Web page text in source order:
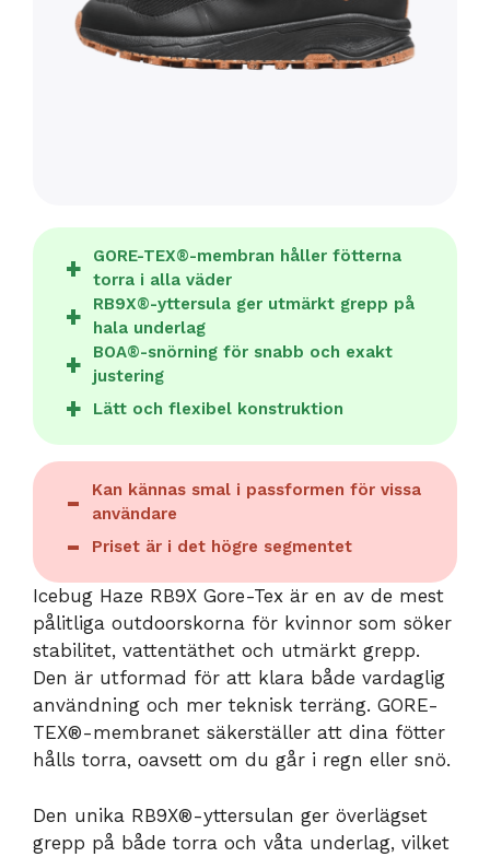
GORE-TEX®-membran håller fötterna
torra i alla väder
RB9X®-yttersula ger utmärkt grepp på
hala underlag
BOA®-snörning för snabb och exakt
justering
Lätt och flexibel konstruktion
Kan kännas smal i passformen för vissa
användare
Priset är i det högre segmentet
Icebug Haze RB9X Gore-Tex är en av de mest
pålitliga outdoorskorna för kvinnor som söker
stabilitet, vattentäthet och utmärkt grepp.
Den är utformad för att klara både vardaglig
användning och mer teknisk terräng. GORE-
TEX®-membranet säkerställer att dina fötter
hålls torra, oavsett om du går i regn eller snö.
Den unika RB9X®-yttersulan ger överlägset
grepp på både torra och våta underlag, vilket